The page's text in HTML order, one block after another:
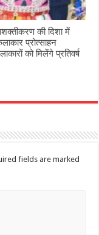
की दिशा में
प्रोत्साहन
को मिलेंगे प्रतिवर्ष
fields are marked